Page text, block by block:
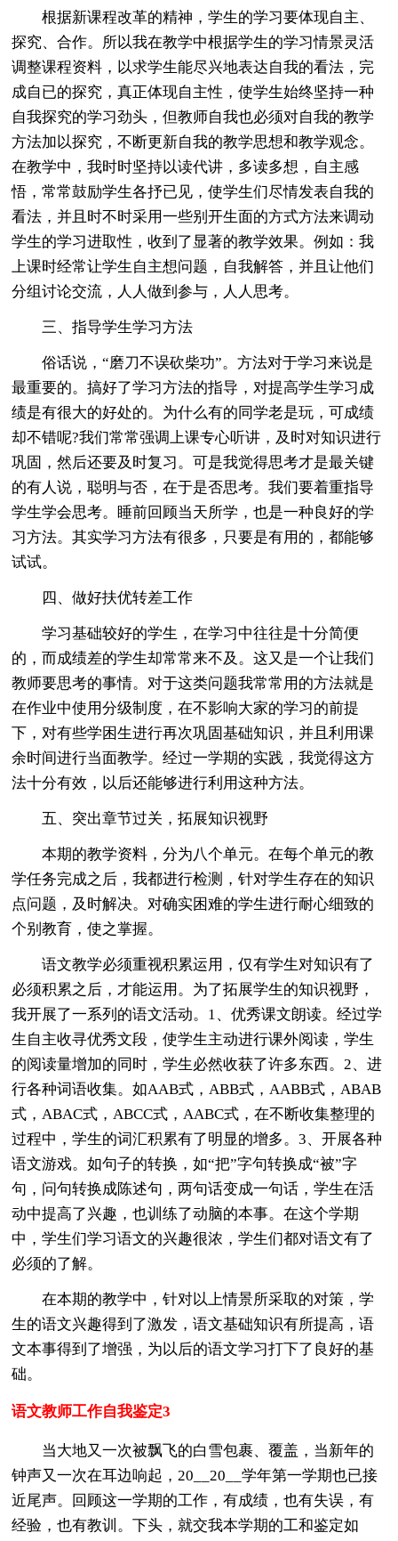
根据新课程改革的精神，学生的学习要体现自主、
探究、合作。所以我在教学中根据学生的学习情景灵活
调整课程资料，以求学生能尽兴地表达自我的看法，完
成自已的探究，真正体现自主性，使学生始终坚持一种
自我探究的学习劲头，但教师自我也必须对自我的教学
方法加以探究，不断更新自我的教学思想和教学观念。
在教学中，我时时坚持以读代讲，多读多想，自主感
悟，常常鼓励学生各抒已见，使学生们尽情发表自我的
看法，并且时不时采用一些别开生面的方式方法来调动
学生的学习进取性，收到了显著的教学效果。例如：我
上课时经常让学生自主想问题，自我解答，并且让他们
分组讨论交流，人人做到参与，人人思考。
三、指导学生学习方法
俗话说，“磨刀不误砍柴功”。方法对于学习来说是
最重要的。搞好了学习方法的指导，对提高学生学习成
绩是有很大的好处的。为什么有的同学老是玩，可成绩
却不错呢?我们常常强调上课专心听讲，及时对知识进行
巩固，然后还要及时复习。可是我觉得思考才是最关键
的有人说，聪明与否，在于是否思考。我们要着重指导
学生学会思考。睡前回顾当天所学，也是一种良好的学
习方法。其实学习方法有很多，只要是有用的，都能够
试试。
四、做好扶优转差工作
学习基础较好的学生，在学习中往往是十分简便
的，而成绩差的学生却常常来不及。这又是一个让我们
教师要思考的事情。对于这类问题我常常用的方法就是
在作业中使用分级制度，在不影响大家的学习的前提
下，对有些学困生进行再次巩固基础知识，并且利用课
余时间进行当面教学。经过一学期的实践，我觉得这方
法十分有效，以后还能够进行利用这种方法。
五、突出章节过关，拓展知识视野
本期的教学资料，分为八个单元。在每个单元的教
学任务完成之后，我都进行检测，针对学生存在的知识
点问题，及时解决。对确实困难的学生进行耐心细致的
个别教育，使之掌握。
语文教学必须重视积累运用，仅有学生对知识有了
必须积累之后，才能运用。为了拓展学生的知识视野，
我开展了一系列的语文活动。1、优秀课文朗读。经过学
生自主收寻优秀文段，使学生主动进行课外阅读，学生
的阅读量增加的同时，学生必然收获了许多东西。2、进
行各种词语收集。如AAB式，ABB式，AABB式，ABAB
式，ABAC式，ABCC式，AABC式，在不断收集整理的
过程中，学生的词汇积累有了明显的增多。3、开展各种
语文游戏。如句子的转换，如“把”字句转换成“被”字
句，问句转换成陈述句，两句话变成一句话，学生在活
动中提高了兴趣，也训练了动脑的本事。在这个学期
中，学生们学习语文的兴趣很浓，学生们都对语文有了
必须的了解。
在本期的教学中，针对以上情景所采取的对策，学
生的语文兴趣得到了激发，语文基础知识有所提高，语
文本事得到了增强，为以后的语文学习打下了良好的基
础。
语文教师工作自我鉴定3
当大地又一次被飘飞的白雪包裹、覆盖，当新年的
钟声又一次在耳边响起，20__20__学年第一学期也已接
近尾声。回顾这一学期的工作，有成绩，也有失误，有
经验，也有教训。下头，就交我本学期的工和鉴定如